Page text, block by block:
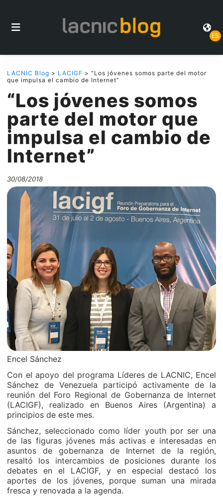
ES
LACNIC Blog > LACIGF > “Los jóvenes somos parte del motor
que impulsa el cambio de Internet”
“Los jóvenes somos
parte del motor que
impulsa el cambio de
Internet”
30/08/2018
Encel Sánchez
Con el apoyo del programa Líderes de LACNIC, Encel
Sánchez de Venezuela participó activamente de la
reunión del Foro Regional de Gobernanza de Internet
(LACIGF), realizado en Buenos Aires (Argentina) a
principios de este mes.
Sánchez, seleccionado como líder youth por ser una
de las figuras jóvenes más activas e interesadas en
asuntos de gobernanza de Internet de la región,
resaltó los intercambios de posiciones durante los
debates en el LACIGF, y en especial destacó los
aportes de los jóvenes, porque suman una mirada
fresca y renovada a la agenda.